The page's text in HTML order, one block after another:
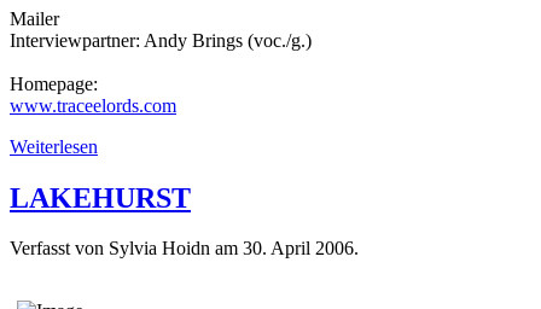
Mailer
Interviewpartner: Andy Brings (voc./g.)
Homepage:
www.traceelords.com
Weiterlesen
LAKEHURST
Verfasst von Sylvia Hoidn am 30. April 2006.